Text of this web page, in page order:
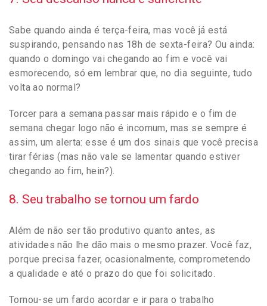
Sabe quando ainda é terça-feira, mas você já está
suspirando, pensando nas 18h de sexta-feira? Ou ainda:
quando o domingo vai chegando ao fim e você vai
esmorecendo, só em lembrar que, no dia seguinte, tudo
volta ao normal?
Torcer para a semana passar mais rápido e o fim de
semana chegar logo não é incomum, mas se sempre é
assim, um alerta: esse é um dos sinais que você precisa
tirar férias (mas não vale se lamentar quando estiver
chegando ao fim, hein?).
8. Seu trabalho se tornou um fardo
Além de não ser tão produtivo quanto antes, as
atividades não lhe dão mais o mesmo prazer. Você faz,
porque precisa fazer, ocasionalmente, comprometendo
a qualidade e até o prazo do que foi solicitado.
Tornou-se um fardo acordar e ir para o trabalho